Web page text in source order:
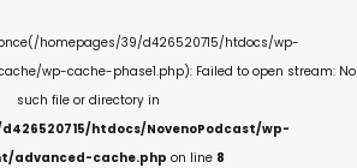
homepages/39/d426520715/htdocs/wp-
wp-cache-phase1.php): Failed to open stream: No
such file or directory in
htdocs/NovenoPodcast/wp-
advanced-cache.php on line 8